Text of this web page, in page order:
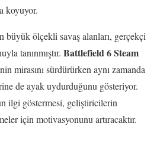
koyuyor.
büyük ölçekli savaş alanları, gerçekçi
tanınmıştır. Battlefield 6 Steam
mirasını sürdürürken aynı zamanda
de ayak uydurduğunu gösteriyor.
ilgi göstermesi, geliştiricilerin
için motivasyonunu artıracaktır.